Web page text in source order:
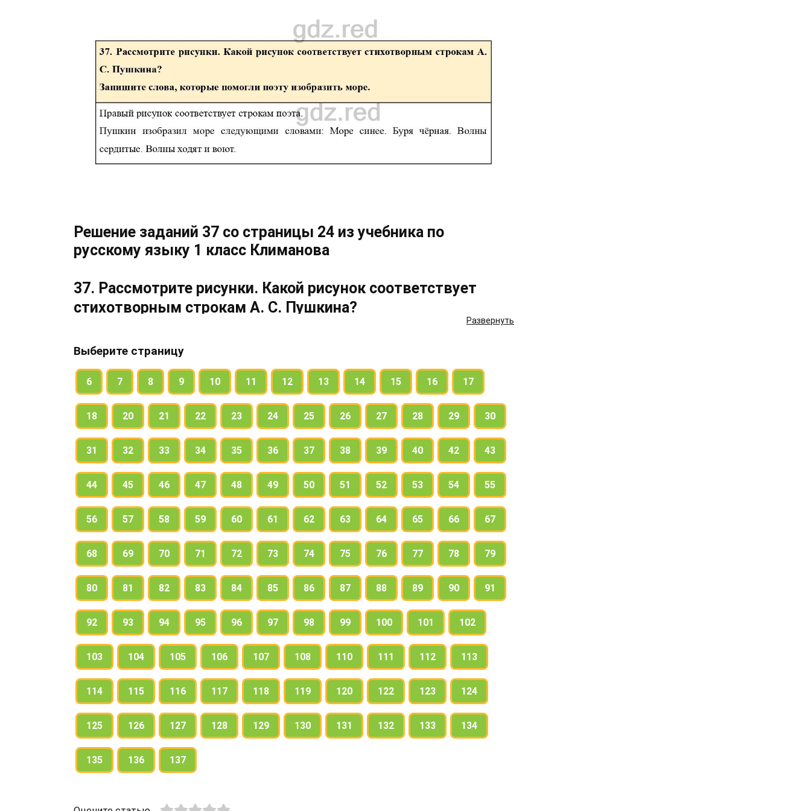
Развернуть
Решение заданий 37 со страницы 24 из учебника по
русскому языку 1 класс Климанова
37. Рассмотрите рисунки. Какой рисунок соответствует
стихотворным строкам А. С. Пушкина?
Выберите страницу
6 7 8 9 10 11 12 13 14 15 16 17
18 20 21 22 23 24 25 26 27 28 29 30
31 32 33 34 35 36 37 38 39 40 42 43
44 45 46 47 48 49 50 51 52 53 54 55
56 57 58 59 60 61 62 63 64 65 66 67
68 69 70 71 72 73 74 75 76 77 78 79
80 81 82 83 84 85 86 87 88 89 90 91
92 93 94 95 96 97 98 99 100 101 102
103 104 105 106 107 108 110 111 112 113
114 115 116 117 118 119 120 122 123 124
125 126 127 128 129 130 131 132 133 134
135 136 137